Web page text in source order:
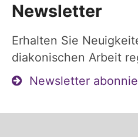
Newsletter
Erhalten Sie
diakonischen Arbeit
Newsletter